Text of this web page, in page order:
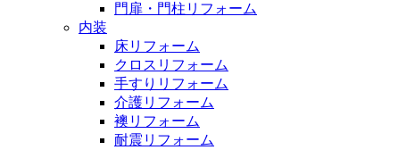
門扉・門柱リフォーム
内装
床リフォーム
クロスリフォーム
手すりリフォーム
介護リフォーム
襖リフォーム
耐震リフォーム